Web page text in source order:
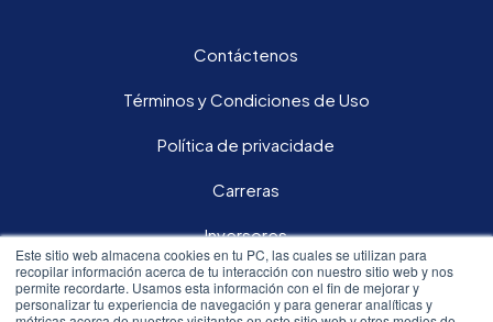
Este sitio web almacena cookies en tu PC, las cuales se utilizan para
recopilar información acerca de tu interacción con nuestro sitio web y nos
permite recordarte. Usamos esta información con el fin de mejorar y
personalizar tu experiencia de navegación y para generar analíticas y
Contáctenos
Términos y Condiciones de Uso
Política de privacidade
Carreras
Inversores
Síguenos en nuestras redes sociales: